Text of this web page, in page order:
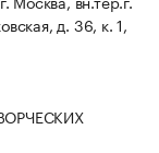
д. 36, к. 1,